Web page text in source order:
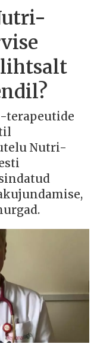
lihtsalt
terapeutide
Nutri-